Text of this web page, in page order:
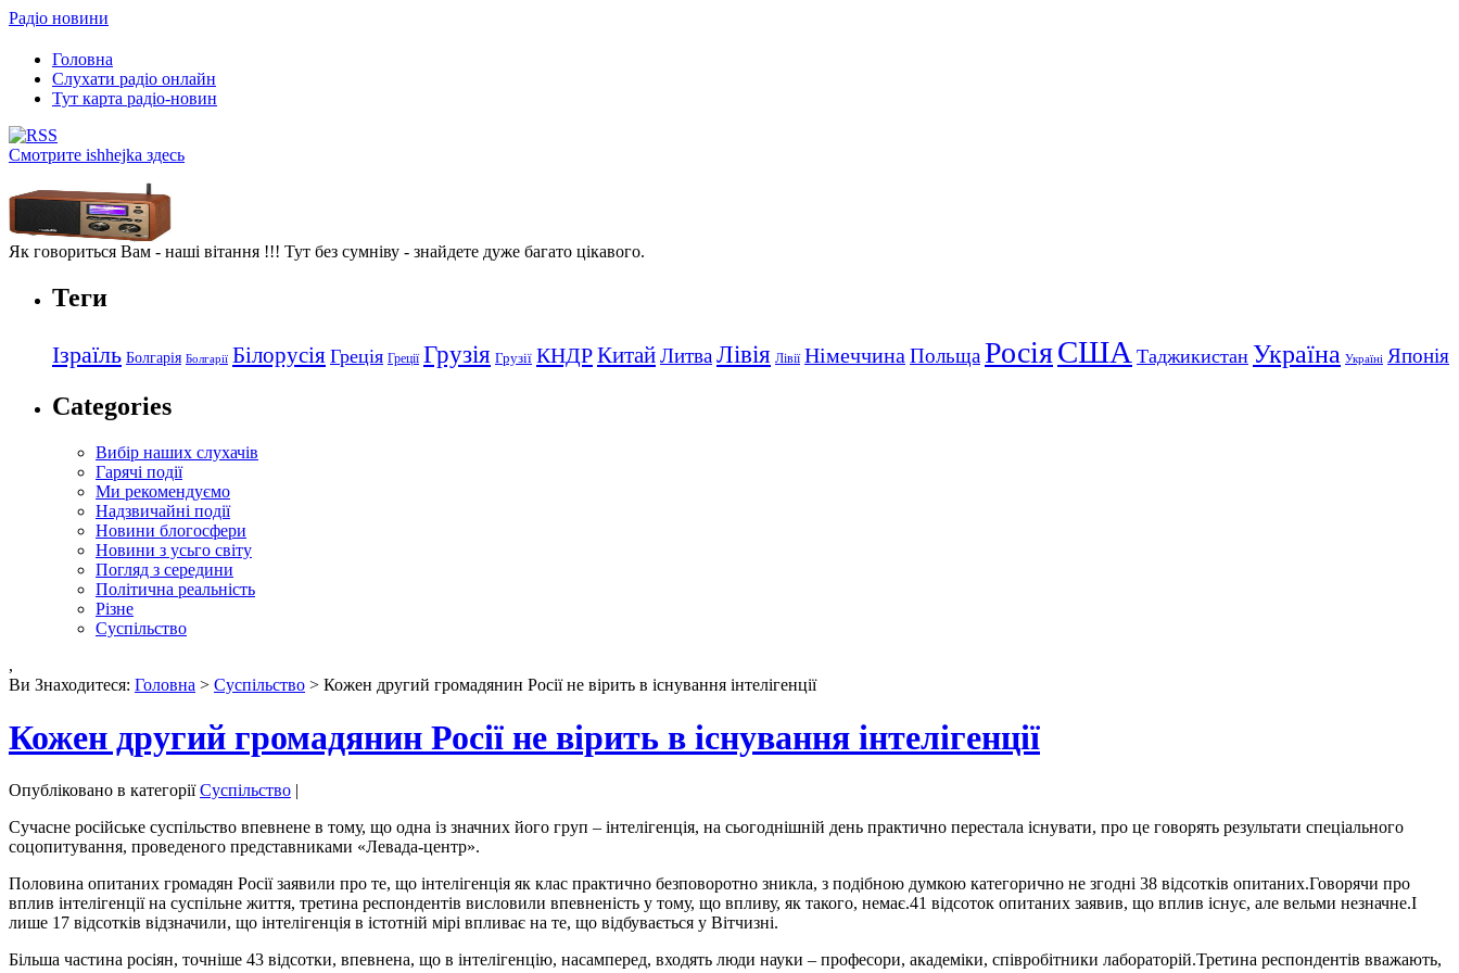
Радіо новини
Головна
Слухати радіо онлайн
Тут карта радіо-новин
Смотрите ishhejka здесь
Як говориться Вам - наші вітання !!! Тут без сумніву - знайдете дуже багато цікавого.
Теги
Ізраїль Болгарія Болгарії Білорусія Греція Греції Грузія Грузії КНДРКитайЛитваЛівія Лівії Німеччина ПольщаРосіяСША Таджикистан Україна Україні Японія
Categories
Вибір наших слухачів
Гарячі події
Ми рекомендуємо
Надзвичайні події
Новини блогосфери
Новини з усьго світу
Погляд з середини
Політична реальність
Різне
Суспільство
,
Ви Знаходитеся: Головна > Суспільство > Кожен другий громадянин Росії не вірить в існування інтелігенції
Кожен другий громадянин Росії не вірить в існування інтелігенції
Опубліковано в категоріїСуспільство |
Сучасне російське суспільство впевнене в тому, що одна із значних його груп – інтелігенція, на сьогоднішній день практично перестала існувати, про це говорять результати спеціального
соцопитування, проведеного представниками «Левада-центр».
Половина опитаних громадян Росії заявили про те, що інтелігенція як клас практично безповоротно зникла, з подібною думкою категорично не згодні 38 відсотків опитаних.Говорячи про
вплив інтелігенції на суспільне життя, третина респондентів висловили впевненість у тому, що впливу, як такого, немає.41 відсоток опитаних заявив, що вплив існує, але вельми незначне.І
лише 17 відсотків відзначили, що інтелігенція в істотній мірі впливає на те, що відбувається у Вітчизні.
Більша частина росіян, точніше 43 відсотки, впевнена, що в інтелігенцію, насамперед, входять люди науки – професори, академіки, співробітники лабораторій.Третина респондентів вважають,